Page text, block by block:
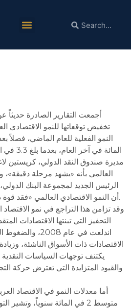
نهج جديد
أجمعت التقارير الصادرة
تخفيض توقعاتها للنمو الاقتصادي
المائة
مديرة صندوق النقد الدولي، كريستين
العالمي بأنه «يشهد مرحلة دقيقة»،
الرئيس الجديد لمجموعة البنك
أن النمو الاقتصادي العالمي «فقد قوة دفعه» خلال العام المنصرم.
وقد تزامن هذا التراجع في نمو
التحفيز التي تبنتها الاقتصادات
اندلعت في عام
الاقتصادات ذات الأسواق الناشئة،
يكتنف توجهات السياسات
والقيود المتزايدة التي تعترض حركة
أما معدلات النمو في الاقتصاد
متوسط 2 في المائة سنوياً، وتشير